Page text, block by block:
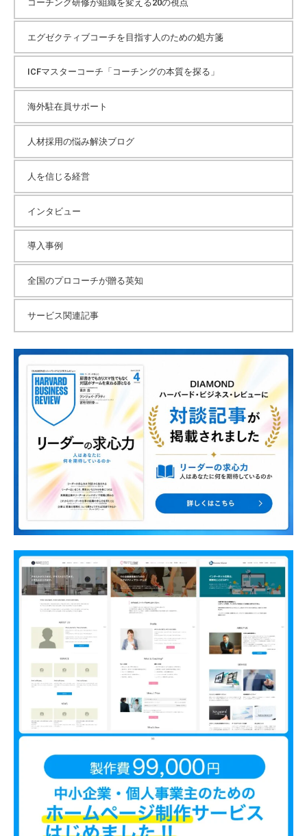
コーチング研修が組織を変える20の視点
エグゼクティブコーチを目指す人のための処方箋
ICFマスターコーチ「コーチングの本質を探る」
海外駐在員サポート
人材採用の悩み解決ブログ
人を信じる経営
インタビュー
導入事例
全国のプロコーチが贈る英知
サービス関連記事